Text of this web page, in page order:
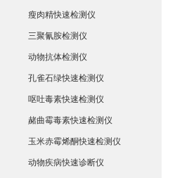
瘦肉精快速检测仪
三聚氰胺检测仪
动物抗体检测仪
孔雀石绿快速检测仪
呕吐毒素快速检测仪
赭曲霉毒素快速检测仪
玉米赤霉烯酮快速检测仪
动物疾病快速诊断仪